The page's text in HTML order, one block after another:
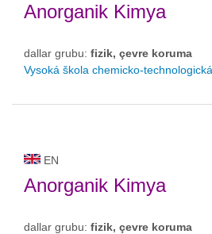
Anorganik Kimya
dallar grubu: fizik, çevre koruma
Vysoká škola chemicko-
EN
Anorganik Kimya
dallar grubu: fizik, çevre koruma